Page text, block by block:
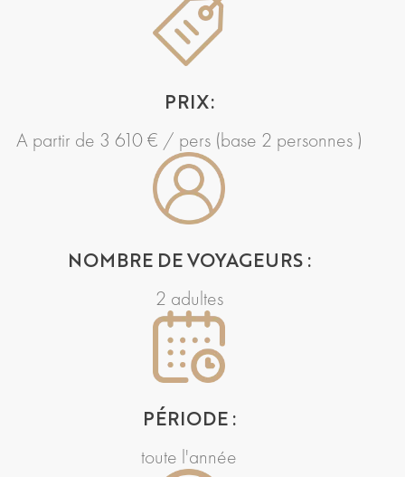
PRIX:
A partir de 3 610 € / pers (base 2 personnes )
NOMBRE DE VOYAGEURS :
2 adultes
PÉRIODE :
toute l'année